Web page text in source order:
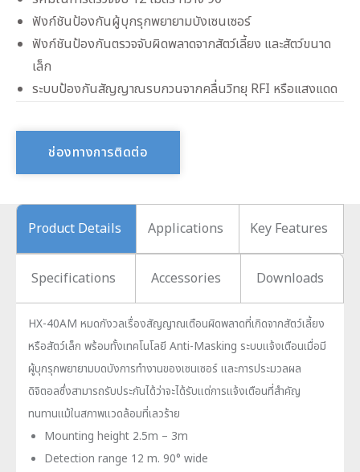
ฟังก์ชันป้องกันผู้บุกรุกพยายามบังเซนเซอร์
ฟังก์ชันป้องกันตรวจจับผิดพลาดจากสัตว์เลี้ยง และสัตว์ขนาด
เล็ก
ระบบป้องกันสัญญาณรบกวนจากคลื่นวิทยุ RFI หรือแสงแดด
ช่องทางการติดต่อ
Product Details Applications Key Features
Specifications Accessories Downloads
HX-40AM หมดกังวลเรื่องสัญญาณเตือนผิดพลาดที่เกิดจากสัตว์เลี้ยง
หรือสัตว์เล็ก พร้อมทั้งเทคโนโลยี Anti-Masking ระบบแจ้งเตือนเมื่อมี
ผู้บุกรุกพยายามบดบังการทำงานของเซนเซอร์ และการประมวลผล
ดิจิตอลซึ่งสามารถรับประกันได้ว่าจะได้รับแต่การแจ้งเตือนที่สำคัญ
ทนทานแม้ในสภาพแวดล้อมที่เลวร้าย
Mounting height 2.5m – 3m
Detection range 12 m. 90° wide